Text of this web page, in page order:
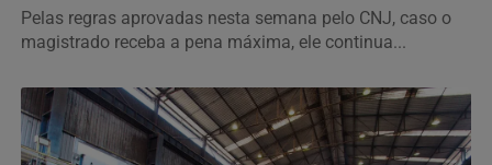
Pelas regras aprovadas nesta semana pelo CNJ, caso o
magistrado receba a pena máxima, ele continua...